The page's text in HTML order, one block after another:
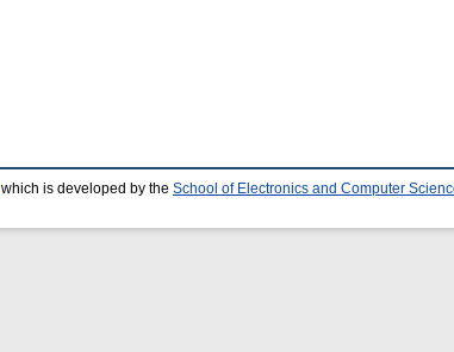
which is developed by the School of Electronics and Computer